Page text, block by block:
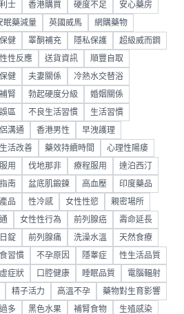
士 香港購買 硬度不足 安心藥房
眠藥減量 英國威馬 網購藥物
健 睪酮補充 隱私保護 超級威而鋼
性反應 送貨資訊 順豐自取
健 夫妻關係 冷熱水交替浴
腎 勃起硬度分級 婚姻關係
區 不良生活習慣 生活習慣
溝通 香港男性 早洩護理
活改善 藥效持續時間 心理性陽痿
用 伐地那非 療程服用 達泊西汀
南 盆底肌鍛鍊 高血壓 印度藥品
品 性冷感 女性性慾 親密場所
女性性行為 前列腺癌 壽命延長
錠 前列腺痛 洗澡水溫 天然食療
習慣 不孕原因 隱睾症 性生活品質
症狀 口腔健康 睡眠品質 電腦輻射
精子活力 高溫不孕 藥物對生育影響
多 黑色水果 補腎食物 生殖感染